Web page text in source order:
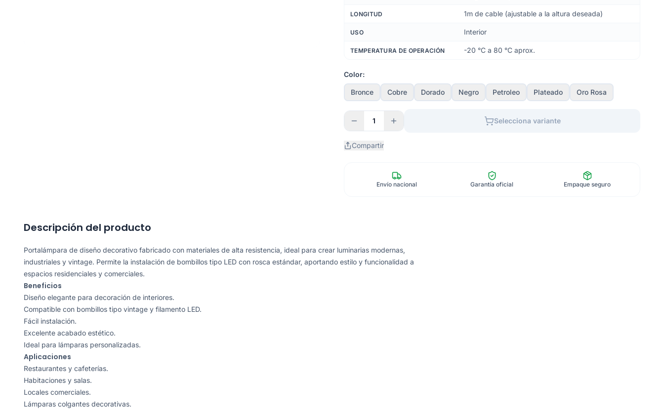
LONGITUD 1m de cable (ajustable a la altura deseada)
USO Interior
TEMPERATURA DE OPERACIÓN -20 °C a 80 °C aprox.
Color:
Bronce Cobre Dorado Negro Petroleo Plateado Oro Rosa
1 Selecciona variante
Compartir
Envío nacional Garantía oficial Empaque seguro
Descripción del producto
Portalámpara de diseño decorativo fabricado con materiales de alta resistencia, ideal para crear luminarias modernas,
industriales y vintage. Permite la instalación de bombillos tipo LED con rosca estándar, aportando estilo y funcionalidad a
espacios residenciales y comerciales.
Beneficios
Diseño elegante para decoración de interiores.
Compatible con bombillos tipo vintage y filamento LED.
Fácil instalación.
Excelente acabado estético.
Ideal para lámparas personalizadas.
Aplicaciones
Restaurantes y cafeterías.
Habitaciones y salas.
Locales comerciales.
Lámparas colgantes decorativas.